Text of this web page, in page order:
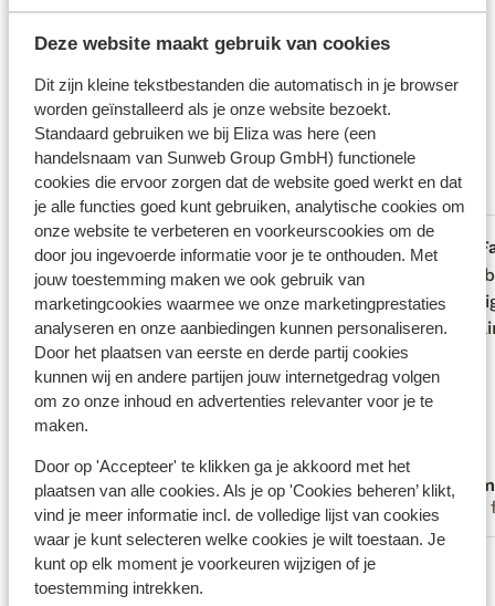
Deze website maakt gebruik van cookies
Dit zijn kleine tekstbestanden die automatisch in je browser
worden geïnstalleerd als je onze website bezoekt.
Standaard gebruiken we bij Eliza was here (een
handelsnaam van Sunweb Group GmbH) functionele
cookies die ervoor zorgen dat de website goed werkt en dat
je alle functies goed kunt gebruiken, analytische cookies om
onze website te verbeteren en voorkeurscookies om de
door jou ingevoerde informatie voor je te onthouden. Met
jouw toestemming maken we ook gebruik van
marketingcookies waarmee we onze marketingprestaties
analyseren en onze aanbiedingen kunnen personaliseren.
Door het plaatsen van eerste en derde partij cookies
kunnen wij en andere partijen jouw internetgedrag volgen
om zo onze inhoud en advertenties relevanter voor je te
maken.
Door op 'Accepteer' te klikken ga je akkoord met het
plaatsen van alle cookies. Als je op 'Cookies beheren’ klikt,
vind je meer informatie incl. de volledige lijst van cookies
waar je kunt selecteren welke cookies je wilt toestaan. Je
kunt op elk moment je voorkeuren wijzigen of je
toestemming intrekken.
ingrediënten van de markt, of schuif gezellig aan bij
één van de vele restaurants in de buurt. Proef
typisch Portugese gerechten als Frango piri piri of
Cataplana de Marisco. In combinatie met een glas
witte wijn voel je je al snel een echte local. Als je
nog niet verliefd was op de Algarve, word je dat
tijdens deze vakantie wel!
Wat gasten vinden
Dit zijn 100% echte beoordelingen van reizigers die
jou voorgingen. Meer over reviews
8.4 Fantastisch
19 ervaringen
Meest geboekt door met familie
Goed
3 okt. 2025
Locatie was was mooi gelegen, bestond
uit een serie van 4 geschakelde villas
met een elektronisch hek waar alleen de
huurders in konden. omdat we ons niet
ergens moesten melden (alles ging
digitaal) konden we ook de
toeristenbelasting niet betalen.
Uiteindelijk kwam de hostess bij de
locatie langs en konden we haar betalen.
Als we gewoon naar het kantoor konden
gaan was alles sneller opgelost. Het was
een prachtige locatie , wel jammer dat
de buren aan de achterkant wat
Locatie was was mooi gelegen, bestond
uit een serie van 4 geschakelde villas
met een elektronisch hek waar alleen de
huurders in konden. omdat we ons niet
ergens moesten melden (alles ging
digitaal) konden we ook de
toeristenbelasting niet betalen. Uitein...
meer
J.Bartelings
Vrienden
We je
We je
Bekijk alle 19 ervaringen